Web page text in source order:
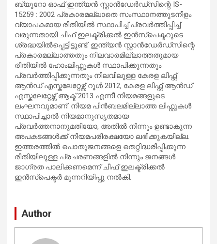
ബ്യൂറോ ഓഫ് ഇന്ത്യൻ സ്റ്റാൻഡേർഡ്സിന്റെ IS-
15259 : 2002 പ്രകാരമല്ലാതെ സംസ്ഥാനത്തുടനീളം
വ്യാപകമായ രീതിയിൽ സ്ഥാപിച്ച് പ്രവർത്തിപ്പിച്ച്
വരുന്നതായി ചീഫ് ഇലക്ട്രിക്കൽ ഇൻസ്പെക്ടറുടെ
ശ്രദ്ധയിൽപ്പെട്ടിട്ടുണ്ട്. ഇന്ത്യൻ സ്റ്റാൻഡേർഡ്സിന്റെ
പ്രകാരമല്ലാത്തതും നിലവാരമില്ലാത്തതുമായ
രീതിയിൽ ഹോംലിഫ്റ്റുകൾ സ്ഥാപിക്കുന്നതും
പ്രവർത്തിപ്പിക്കുന്നതും നിലവിലുള്ള കേരള ലിഫ്റ്റ്
ആൻഡ് എസ്കലേറ്റേഴ്സ് റൂൾ 2012, കേരള ലിഫ്റ്റ് ആൻഡ്
എസ്കലേറ്റേഴ്സ് ആക്ട് 2013 എന്നീ നിയമങ്ങളുടെ
ലംഘനവുമാണ്. നിയമ പിൻബലമില്ലാത്ത ലിഫ്റ്റുകൾ
സ്ഥാപിച്ചാൽ നിയമാനുസൃതമായ
പ്രവർത്തനാനുമതിയോ, അതിൽ നിന്നും ഉണ്ടാകുന്ന
അപകടങ്ങൾക്ക് നിയമപരിരക്ഷയോ ലഭിക്കുകയില്ല.
ഇത്തരത്തിൽ പൊതുജനങ്ങളെ തെറ്റിദ്ധരിപ്പിക്കുന്ന
രീതിയിലുള്ള പ്രചരണങ്ങളിൽ നിന്നും ജനങ്ങൾ
ജാഗ്രത പാലിക്കണമെന്ന് ചീഫ് ഇലക്ട്രിക്കൽ
ഇൻസ്പെക്ടർ മുന്നറിയിപ്പു നൽകി.
Author